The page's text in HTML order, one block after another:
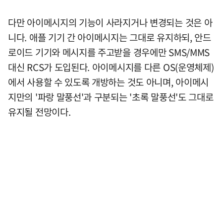
다만 아이메시지의 기능이 사라지거나 변경되는 것은 아
니다. 애플 기기 간 아이메시지는 그대로 유지하되, 안드
로이드 기기와 메시지를 주고받을 경우에만 SMS/MMS
대신 RCS가 도입된다. 아이메시지를 다른 OS(운영체제)
에서 사용할 수 있도록 개방하는 것도 아니며, 아이메시
지만의 '파랑 말풍선'과 구분되는 '초록 말풍선'도 그대로
유지될 전망이다.